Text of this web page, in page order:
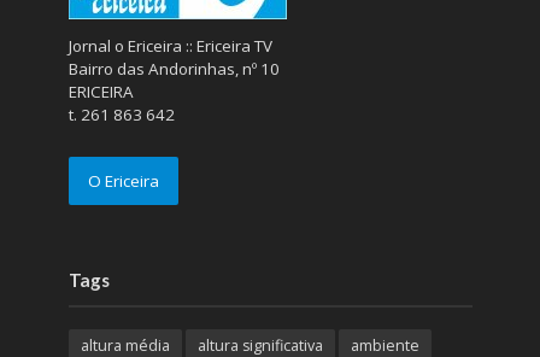
Jornal o Ericeira :: Ericeira TV
Bairro das Andorinhas, nº 10
ERICEIRA
t. 261 863 642
O Ericeira
Tags
altura média altura significativa
ambiente